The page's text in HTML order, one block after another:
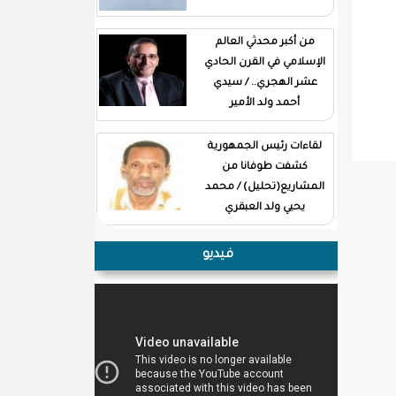
من أكبر محدثي العالم
الإسلامي في القرن الحادي
عشر الهجري.. / سيدي
أحمد ولد الأمير
لقاءات رئيس الجمهورية
كشفت طوفانا من
المشاريع(تحليل) / محمد
يحيي ولد العبقري
فيديو